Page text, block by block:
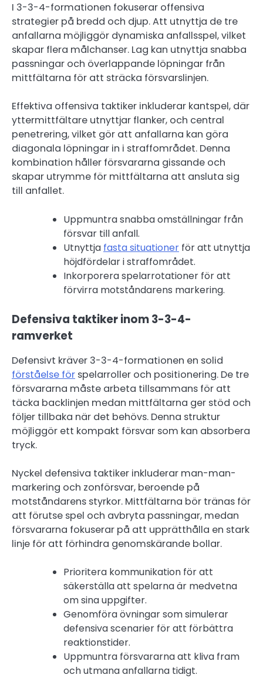
I 3-3-4-formationen fokuserar offensiva
strategier på bredd och djup. Att utnyttja de tre
anfallarna möjliggör dynamiska anfallsspel, vilket
skapar flera målchanser. Lag kan utnyttja snabba
passningar och överlappande löpningar från
mittfältarna för att sträcka försvarslinjen.
Effektiva offensiva taktiker inkluderar kantspel, där
yttermittfältare utnyttjar flanker, och central
penetrering, vilket gör att anfallarna kan göra
diagonala löpningar in i straffområdet. Denna
kombination håller försvararna gissande och
skapar utrymme för mittfältarna att ansluta sig
till anfallet.
Uppmuntra snabba omställningar från
försvar till anfall.
Utnyttja fasta situationer för att utnyttja
höjdfördelar i straffområdet.
Inkorporera spelarrotationer för att
förvirra motståndarens markering.
Defensiva taktiker inom 3-3-4-
ramverket
Defensivt kräver 3-3-4-formationen en solid
förståelse för spelarroller och positionering. De tre
försvararna måste arbeta tillsammans för att
täcka backlinjen medan mittfältarna ger stöd och
följer tillbaka när det behövs. Denna struktur
möjliggör ett kompakt försvar som kan absorbera
tryck.
Nyckel defensiva taktiker inkluderar man-man-
markering och zonförsvar, beroende på
motståndarens styrkor. Mittfältarna bör tränas för
att förutse spel och avbryta passningar, medan
försvararna fokuserar på att upprätthålla en stark
linje för att förhindra genomskärande bollar.
Prioritera kommunikation för att
säkerställa att spelarna är medvetna
om sina uppgifter.
Genomföra övningar som simulerar
defensiva scenarier för att förbättra
reaktionstider.
Uppmuntra försvararna att kliva fram
och utmana anfallarna tidigt.